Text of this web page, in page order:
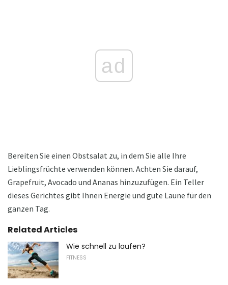
ad
Bereiten Sie einen Obstsalat zu, in dem Sie alle Ihre
Lieblingsfrüchte verwenden können. Achten Sie darauf,
Grapefruit, Avocado und Ananas hinzuzufügen. Ein Teller
dieses Gerichtes gibt Ihnen Energie und gute Laune für den
ganzen Tag.
Related Articles
Wie schnell zu laufen?
FITNESS